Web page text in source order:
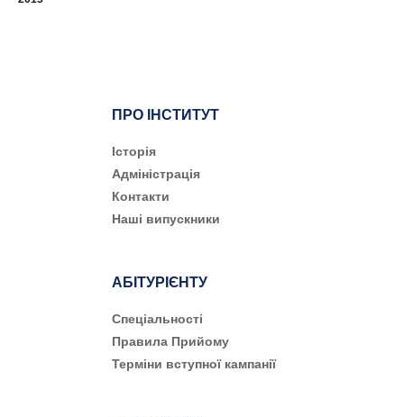
ПРО ІНСТИТУТ
Історія
Адміністрація
Контакти
Наші випускники
АБІТУРІЄНТУ
Cпеціальності
Правила Прийому
Терміни вступної кампанії